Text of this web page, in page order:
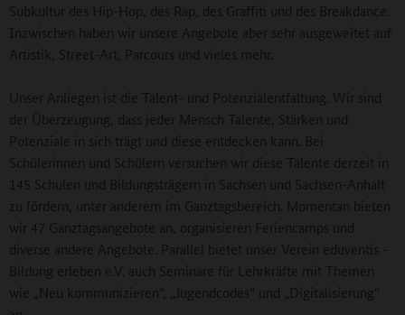
Subkultur des Hip-Hop, des Rap, des Graffiti und des Breakdance.
Inzwischen haben wir unsere Angebote aber sehr ausgeweitet auf
Artistik, Street-Art, Parcours und vieles mehr.
Unser Anliegen ist die Talent- und Potenzialentfaltung. Wir sind
der Überzeugung, dass jeder Mensch Talente, Stärken und
Potenziale in sich trägt und diese entdecken kann. Bei
Schülerinnen und Schülern versuchen wir diese Talente derzeit in
145 Schulen und Bildungsträgern in Sachsen und Sachsen-Anhalt
zu fördern, unter anderem im Ganztagsbereich. Momentan bieten
wir 47 Ganztagsangebote an, organisieren Feriencamps und
diverse andere Angebote. Parallel bietet unser Verein eduventis -
Bildung erleben e.V. auch Seminare für Lehrkräfte mit Themen
wie „Neu kommunizieren“, „Jugendcodes“ und „Digitalisierung“